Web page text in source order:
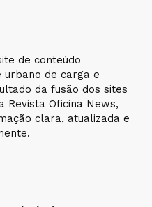
de conteúdo
de carga e
da fusão dos sites
Revista Oficina News,
clara, atualizada e